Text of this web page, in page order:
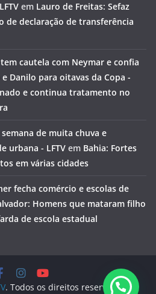
em Lauro de Freitas: Sefaz
declaração de transferência
cautela com Neymar e confia
Danilo para oitavas da Copa -
e continua tratamento no
de muita chuva e
urbana - LFTV em Bahia: Fortes
em várias cidades
fecha comércio e escolas de
Homens que mataram filho
de escola estadual
. Todos os direitos reservados.